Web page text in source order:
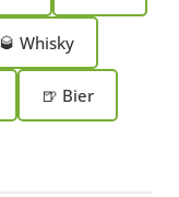
🥃 Whisky
🍺 Bier